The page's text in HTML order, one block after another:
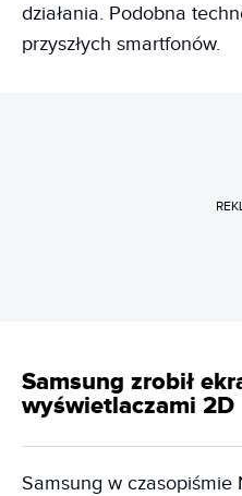
działania. Podobna
przyszłych smartfonów.
Samsung zrobił
wyświetlaczami 2D
Samsung w czasopiśmie